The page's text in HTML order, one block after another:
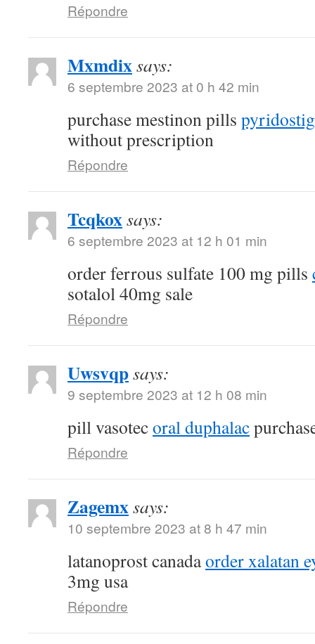
Répondre
Mxmdixsays:
6 septembre 2023 at 0 h 42 min
purchase mestinon pills
without prescription
Répondre
Tcqkoxsays:
6 septembre 2023 at 12 h 01 min
order ferrous sulfate 100 mg pills
sotalol 40mg sale
Répondre
Uwsvqpsays:
9 septembre 2023 at 12 h 08 min
pill vasotecoral duphalac
Répondre
Zagemxsays:
10 septembre 2023 at 8 h 47 min
latanoprost canadaorder xalatan
3mg usa
Répondre